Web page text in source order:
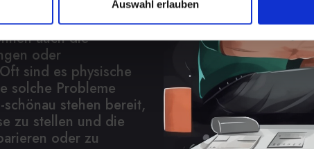
Auswahl erlauben
Diese
Musikhören oder
auch die
oder
sind es physische
solche Probleme
stehen bereit,
zu stellen und die
oder zu